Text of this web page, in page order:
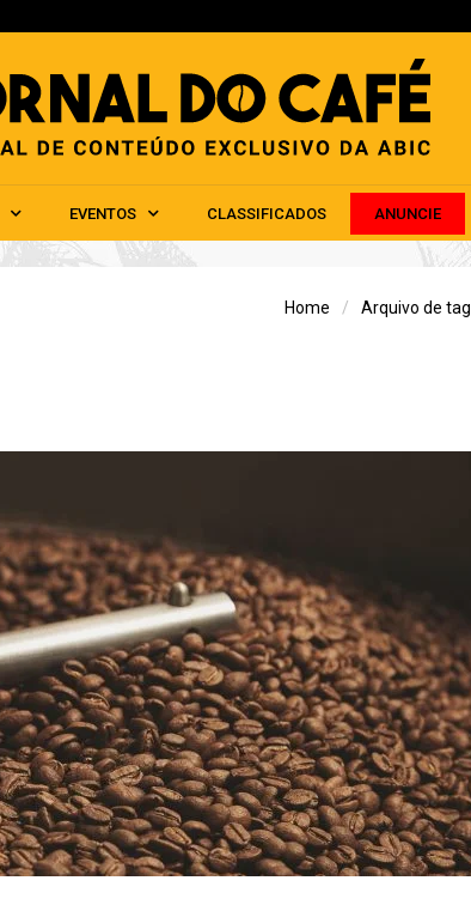
EVENTOS CLASSIFICADOS ANUNCIE
HOME ABIC NOTÍCIAS EVENTOS
Home Arquivo de tag